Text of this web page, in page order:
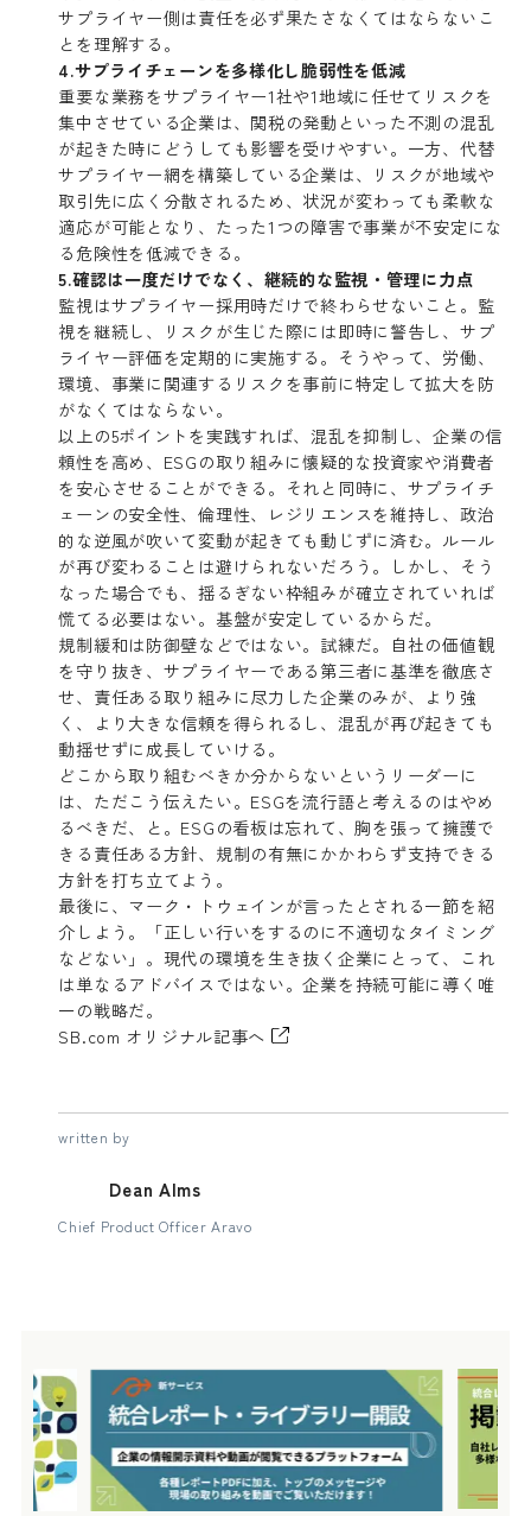
サプライヤー側は責任を必ず果たさなくてはならないこ
とを理解する。
4.サプライチェーンを多様化し脆弱性を低減
重要な業務をサプライヤー1社や1地域に任せてリスクを
集中させている企業は、関税の発動といった不測の混乱
が起きた時にどうしても影響を受けやすい。一方、代替
サプライヤー網を構築している企業は、リスクが地域や
取引先に広く分散されるため、状況が変わっても柔軟な
適応が可能となり、たった1つの障害で事業が不安定にな
る危険性を低減できる。
5.確認は一度だけでなく、継続的な監視・管理に力点
監視はサプライヤー採用時だけで終わらせないこと。監
視を継続し、リスクが生じた際には即時に警告し、サプ
ライヤー評価を定期的に実施する。そうやって、労働、
環境、事業に関連するリスクを事前に特定して拡大を防
がなくてはならない。
以上の5ポイントを実践すれば、混乱を抑制し、企業の信
頼性を高め、ESGの取り組みに懐疑的な投資家や消費者
を安心させることができる。それと同時に、サプライチ
ェーンの安全性、倫理性、レジリエンスを維持し、政治
的な逆風が吹いて変動が起きても動じずに済む。ルール
が再び変わることは避けられないだろう。しかし、そう
なった場合でも、揺るぎない枠組みが確立されていれば
慌てる必要はない。基盤が安定しているからだ。
規制緩和は防御壁などではない。試練だ。自社の価値観
を守り抜き、サプライヤーである第三者に基準を徹底さ
せ、責任ある取り組みに尽力した企業のみが、より強
く、より大きな信頼を得られるし、混乱が再び起きても
動揺せずに成長していける。
どこから取り組むべきか分からないというリーダーに
は、ただこう伝えたい。ESGを流行語と考えるのはやめ
るべきだ、と。ESGの看板は忘れて、胸を張って擁護で
きる責任ある方針、規制の有無にかかわらず支持できる
方針を打ち立てよう。
最後に、マーク・トウェインが言ったとされる一節を紹
介しよう。「正しい行いをするのに不適切なタイミング
などない」。現代の環境を生き抜く企業にとって、これ
は単なるアドバイスではない。企業を持続可能に導く唯
一の戦略だ。
SB.com オリジナル記事へ
written by
Dean Alms
Chief Product Officer Aravo